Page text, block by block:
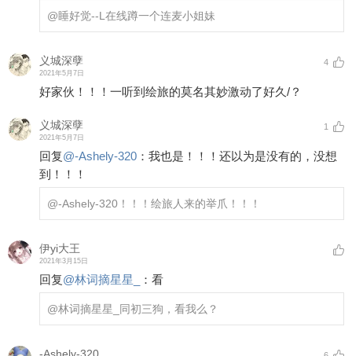
@睡好觉--L 在线蹲一个连麦小姐妹
义城深孽
2021年5月7日
4
好家伙！！！一听到绘旅的莫名其妙激动了好久/？
义城深孽
2021年5月7日
1
回复@-Ashely-320 ： 我也是！！！还以为是没有的，没想
到！！！
@-Ashely-320 ！！！绘旅人来的举爪！！！
伊yi大王
2021年3月15日
回复@林词摘星星_ ： 看
@林词摘星星_ 同初三狗，看我么？
-Ashely-320